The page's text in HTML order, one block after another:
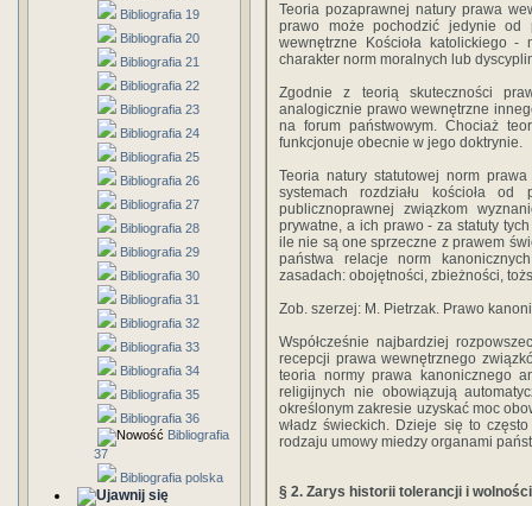
Bibliografia 19
Bibliografia 20
Bibliografia 21
Bibliografia 22
Bibliografia 23
Bibliografia 24
Bibliografia 25
Bibliografia 26
Bibliografia 27
Bibliografia 28
Bibliografia 29
Bibliografia 30
Bibliografia 31
Bibliografia 32
Bibliografia 33
Bibliografia 34
Bibliografia 35
Bibliografia 36
Bibliografia
37
Bibliografia polska
Teoria pozaprawnej natury prawa
prawo może pochodzić jedynie od
wewnętrzne Kościoła katolickiego
charakter norm moralnych lub
Zgodnie z teorią skuteczności
analogicznie prawo wewnętrzne
na forum państwowym. Chociaż
funkcjonuje obecnie w jego doktrynie.
Teoria natury statutowej norm
systemach rozdziału kościoła
publicznoprawnej związkom
prywatne, a ich prawo - za statuty
ile nie są one sprzeczne z prawem
państwa relacje norm
zasadach: obojętności, zbieżności,
Zob. szerzej: M. Pietrzak. Prawo
Współcześnie najbardziej
recepcji prawa wewnętrznego
teoria normy prawa kanonicznego
religijnych nie obowiązują
określonym zakresie uzyskać moc
władz świeckich. Dzieje się to
rodzaju umowy miedzy organami
§ 2. Zarys historii tolerancji i